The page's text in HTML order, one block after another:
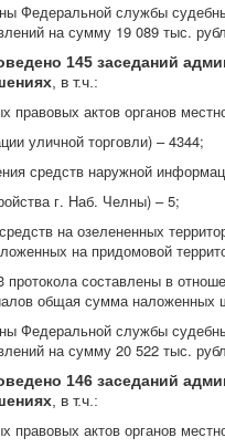
Федеральной службы
на сумму 19 089 тыс.
145 заседаний
, в т.ч.:
правовых актов органов
уличной торговли) – 4344;
средств наружной
г. Наб. Челны) – 5;
на озелененных
на придомовой
протокола составлены в
общая сумма
Федеральной службы
на сумму 20 522 тыс.
146 заседаний
, в т.ч.:
правовых актов органов